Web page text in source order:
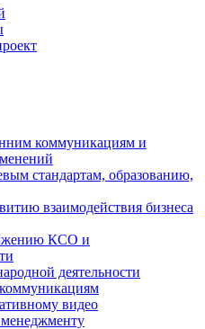
коммуникациям и
стандартам, образованию,
взаимодействия бизнеса
КСО и
деятельности
видео